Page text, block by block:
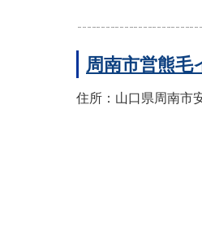
周南市営熊毛
住所：山口県周南市